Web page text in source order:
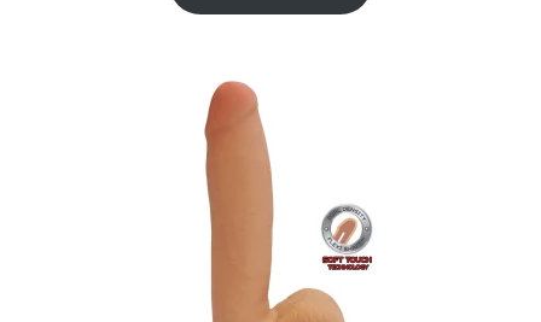
era:
è: